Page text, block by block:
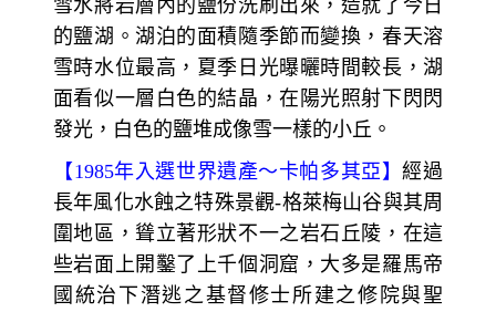
雪水將岩層內的鹽份洗刷出來，造就了今日
的鹽湖。湖泊的面積隨季節而變換，春天溶
雪時水位最高，夏季日光曝曬時間較長，湖
面看似一層白色的結晶，在陽光照射下閃閃
發光，白色的鹽堆成像雪一樣的小丘。
【1985年入選世界遺產～卡帕多其亞】經過
長年風化水蝕之特殊景觀-格萊梅山谷與其周
圍地區，聳立著形狀不一之岩石丘陵，在這
些岩面上開鑿了上千個洞窟，大多是羅馬帝
國統治下潛逃之基督修士所建之修院與聖